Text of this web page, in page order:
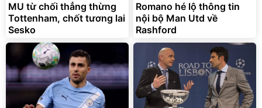
MU từ chối thẳng thừng
Tottenham, chốt tương lai
Sesko
Romano hé lộ thông tin
nội bộ Man Utd về
Rashford